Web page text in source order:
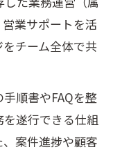
業サポートを活
チーム全体で共
順書やFAQを整
遂行できる仕組
案件進捗や顧客